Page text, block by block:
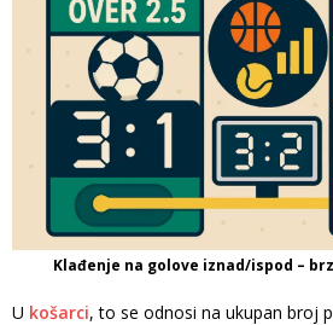
Klađenje na golove iznad/ispod –
U košarci, to se odnosi na ukupan broj